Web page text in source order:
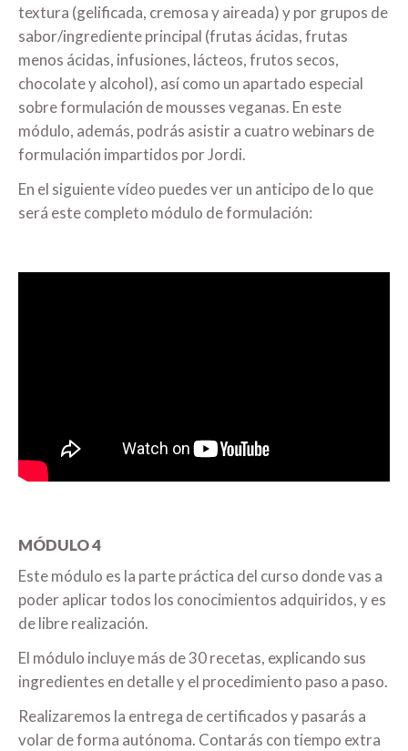
textura (gelificada, cremosa y aireada) y por grupos de
sabor/ingrediente principal (frutas ácidas, frutas
menos ácidas, infusiones, lácteos, frutos secos,
chocolate y alcohol), así como un apartado especial
sobre formulación de mousses veganas. En este
módulo, además, podrás asistir a cuatro webinars de
formulación impartidos por Jordi.
En el siguiente vídeo puedes ver un anticipo de lo que
será este completo módulo de formulación:
MÓDULO 4
Este módulo es la parte práctica del curso donde vas a
poder aplicar todos los conocimientos adquiridos, y es
de libre realización.
El módulo incluye más de 30 recetas, explicando sus
ingredientes en detalle y el procedimiento paso a paso.
Realizaremos la entrega de certificados y pasarás a
volar de forma autónoma. Contarás con tiempo extra